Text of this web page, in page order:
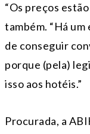
“Os preços
também. “Há
de conseguir
porque (pela)
isso aos hotéis.”
Procurada, a